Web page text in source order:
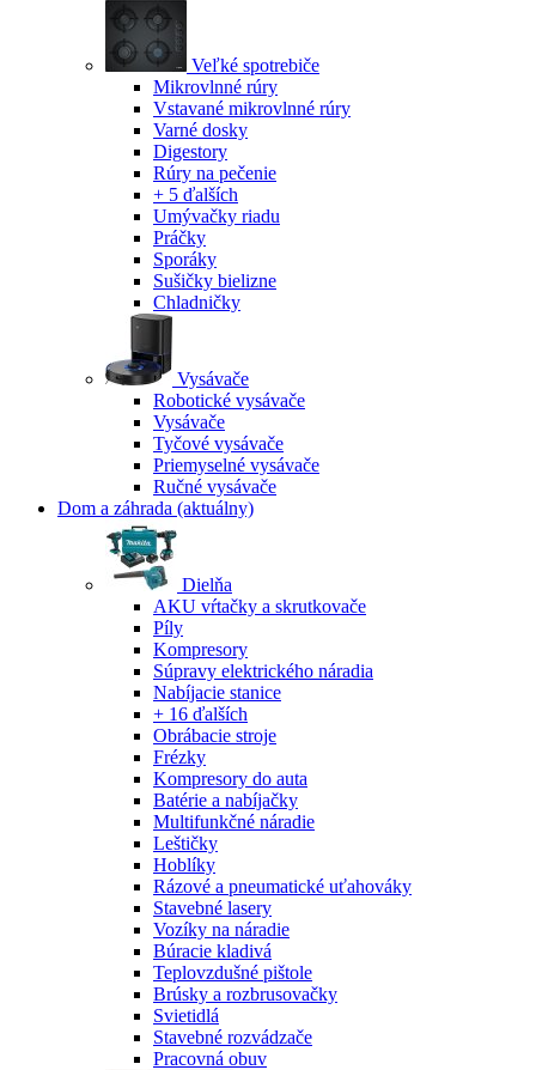
Veľké spotrebiče
Mikrovlnné rúry
Vstavané mikrovlnné rúry
Varné dosky
Digestory
Rúry na pečenie
+ 5 ďalších
Umývačky riadu
Práčky
Sporáky
Sušičky bielizne
Chladničky
Vysávače
Robotické vysávače
Vysávače
Tyčové vysávače
Priemyselné vysávače
Ručné vysávače
Dom a záhrada (aktuálny)
Dielňa
AKU vŕtačky a skrutkovače
Píly
Kompresory
Súpravy elektrického náradia
Nabíjacie stanice
+ 16 ďalších
Obrábacie stroje
Frézky
Kompresory do auta
Batérie a nabíjačky
Multifunkčné náradie
Leštičky
Hoblíky
Rázové a pneumatické uťahováky
Stavebné lasery
Vozíky na náradie
Búracie kladivá
Teplovzdušné pištole
Brúsky a rozbrusovačky
Svietidlá
Stavebné rozvádzače
Pracovná obuv